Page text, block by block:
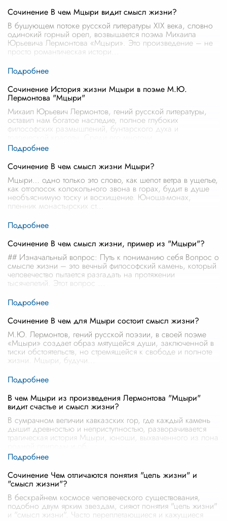
Сочинение В чем Мцыри видит смысл жизни?
В бушующем потоке русской литературы XIX века, словно
одинокий горный орел, возвышается поэма Михаила
Юрьевича Лермонтова «Мцыри». Это произведение – не
просто романтическая истори
Сочинение История жизни Мцыри в поэме М.Ю.
Лермонтова "Мцыри"
Михаил Юрьевич Лермонтов, гений русской литературы,
оставил нам богатое наследие, полное глубоких
философских размышлений, бунтарского духа и
Сочинение В чем смысл жизни Мцыри?
Мцыри… одно только это слово, как шепот ветра в ущелье,
как отголосок колокольного звона в горах, будит в душе
необъяснимую тоску и восхищение. Юноша-монах,
пленник монастырских ст
Сочинение В чем смысл жизни, пример из "Мцыри"?
## Изначальный вопрос: Путь к пониманию себя Вопрос о
смысле жизни – это вечный философский камень, который
человечество пытается разгадать на протяжении
тысячелетий. Этот вопрос
Сочинение В чем для Мцыри состоит смысл жизни?
М.Ю. Лермонтов, гений русской поэзии, в своей поэме
«Мцыри» создает образ мятущейся души, заключенной в
тиски обстоятельств, но стремящейся к свободе и полноте
жизни. Мцыри, будучи
В чем Мцыри из произведения Лермонтова "Мцыри"
видит счастье и смысл жизни?
В сумрачном величии кавказских гор, где каждый камень
дышит древностью и неприступностью, разворачивается
трагическая история Мцыри, юноши, выхваченного из лона
Сочинение Чем отличаются понятия "цель жизни" и
"смысл жизни"?
В бескрайнем космосе человеческого существования,
подобно двум ярким звездам, сияют понятия "цель жизни"
и "смысл жизни". Часто переплетающиеся и кажущиеся